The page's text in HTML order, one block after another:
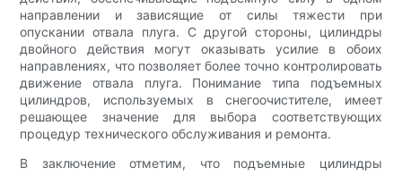
направлении и зависящие от силы тяжести при
опускании отвала плуга. С другой стороны, цилиндры
двойного действия могут оказывать усилие в обоих
направлениях, что позволяет более точно контролировать
движение отвала плуга. Понимание типа подъемных
цилиндров, используемых в снегоочистителе, имеет
решающее значение для выбора соответствующих
процедур технического обслуживания и ремонта.
В заключение отметим, что подъемные цилиндры